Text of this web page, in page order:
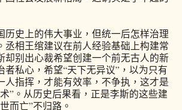
历史上的伟大事业，但统一后怎样治理
丞相王绾建议在前人经验基础上构建常
却别出心裁希望创建一个前无古人的新
者私心，希望“天下无异议”，以为只有
人指挥，才能有效率，不争执，这才是
”。从历史后果看，正是李斯的这些建
而亡”不归路。